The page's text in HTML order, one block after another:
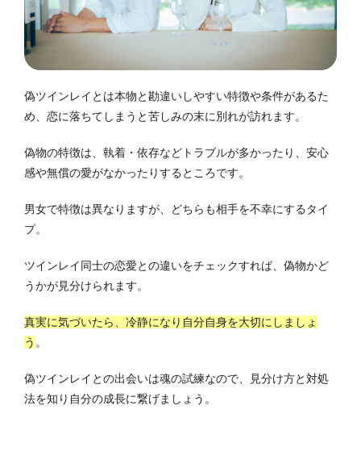
偽ツインレイとは本物と勘違いしやすい特徴や条件があるた
め、恋に落ちてしまうと苦しみの末に別れが訪れます。
偽物の特徴は、執着・依存などトラブルが多かったり、安心
感や無償の愛がなかったりするところです。
男女で特徴は異なりますが、どちらも相手を不幸にするタイ
プ。
ツインレイ同士の恋愛との違いをチェックすれば、偽物かど
うかが見分けられます。
真実に気づいたら、冷静になり自分自身を大切にしましょ
う 。
偽ツインレイとの出会いは魂の試練なので、見分け方と対処
法を知り自分の成長に繋げましょう。